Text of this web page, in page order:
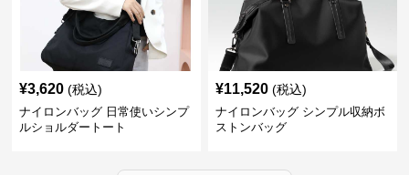
¥3,620 (税込)
ナイロンバッグ 日常使いシンプ
ルショルダートート
¥11,520 (税込)
ナイロンバッグ シンプル収納ボ
ストンバッグ